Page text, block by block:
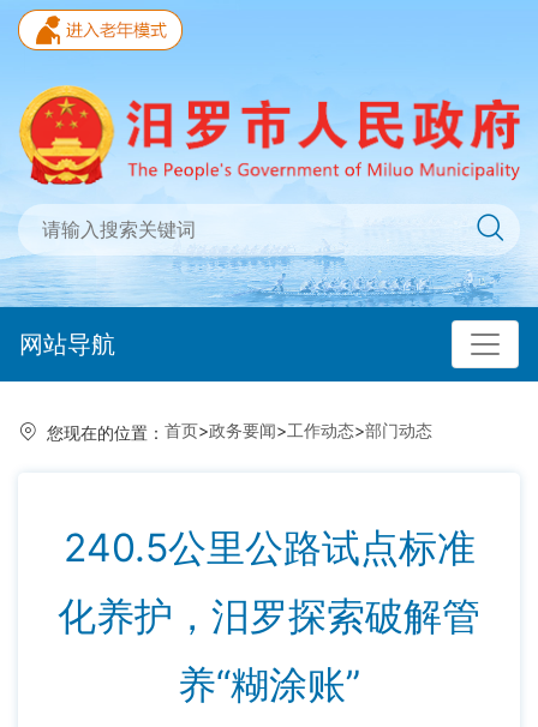
网站导航
您现在的位置： 首页>政务要闻>工作动态>部门动态
240.5公里公路试点标准
化养护，汨罗探索破解管
养“糊涂账”